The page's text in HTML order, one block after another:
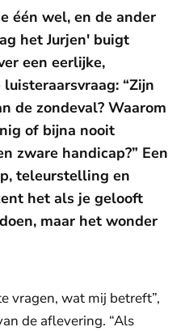
één wel, en de ander
het Jurjen' buigt
een eerlijke,
“Zijn
de zondeval? Waarom
of bijna nooit
zware handicap?” Een
teleurstelling en
het als je gelooft
maar het wonder
vragen, wat mij betreft”,
de aflevering. “Als